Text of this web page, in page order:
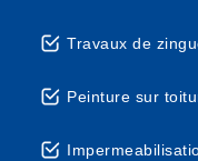
Travaux de
Peinture sur